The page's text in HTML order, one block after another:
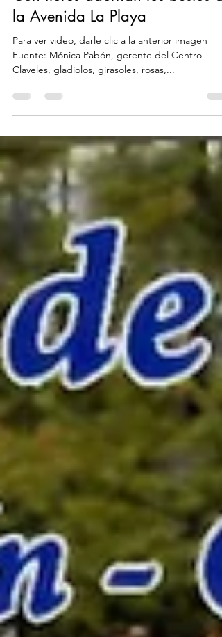
3 ago 2022
3 min de lectura
Con flores adornan los bustos de
la Avenida La Playa
Para ver video, darle clic a la anterior imagen
Claveles, gladiolos, girasoles, rosas,...